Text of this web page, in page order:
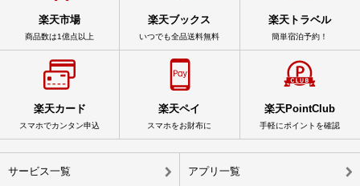
楽天市場
商品数は1億点以上
楽天ブックス
いつでも全品送料無料
楽天トラベル
簡単宿泊予約！
楽天カード
スマホでカンタン申込
楽天ペイ
スマホをお財布に
楽天PointClub
手軽にポイントを確認
サービス一覧 アプリ一覧